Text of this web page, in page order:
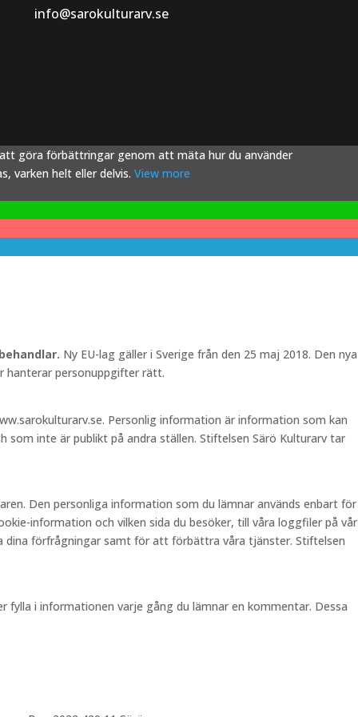
info@sarokulturarv.se
att göra förbättringar genom att mäta hur du använder
varken helt eller delvis. View more
Ny EU-lag gäller i Sverige från den 25 maj 2018. Den nya
hanterar personuppgifter rätt.
Personlig information är information som kan
inte är publikt på andra ställen. Stiftelsen Särö Kulturarv tar
Den personliga information som du lämnar används enbart för
information och vilken sida du besöker, till våra loggfiler på vår
dina förfrågningar samt för att förbättra våra tjänster. Stiftelsen
i informationen varje gång du lämnar en kommentar. Dessa